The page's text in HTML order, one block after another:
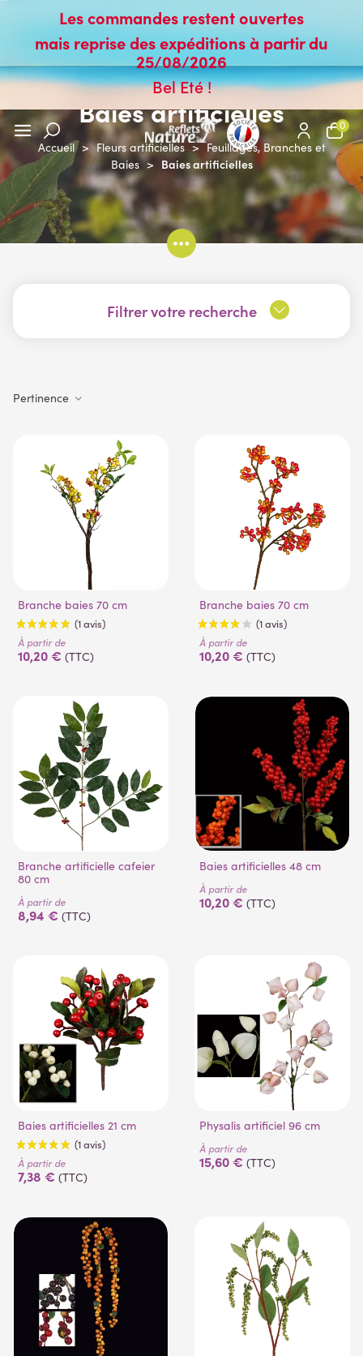
Les commandes restent ouvertes
mais reprise des expéditions à partir du
25/08/2026
Bel Eté !
0
Baies artificielles
Accueil > Fleurs artificielles > Feuillages, Branches et
Baies > Baies artificielles
Filtrer votre recherche
Pertinence
Branche baies 70 cm
À partir de
10,20 € (TTC)
Branche baies 70 cm
À partir de
10,20 € (TTC)
Branche artificielle cafeier
80 cm
À partir de
8,94 € (TTC)
Baies artificielles 48 cm
À partir de
10,20 € (TTC)
Baies artificielles 21 cm
(1 avis)
À partir de
7,38 € (TTC)
Physalis artificiel 96 cm
À partir de
15,60 € (TTC)